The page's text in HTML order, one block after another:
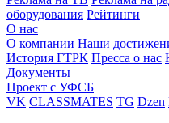
оборудования Рейтинги
О нас
О компании Наши
История ГТРК Пресса о нас
Документы
Проект с УФСБ
VK CLASSMATES TG Dzen